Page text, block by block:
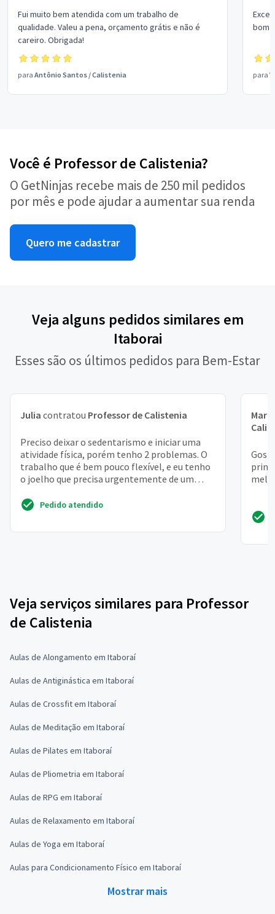
Fui muito bem atendida com um trabalho de
qualidade. Valeu a pena, orçamento grátis e não é
careiro. Obrigada!
para Antônio Santos /Calistenia
bom
para
Você é Professor de Calistenia?
O GetNinjas recebe mais de 250 mil pedidos
por mês e pode ajudar a aumentar sua renda
Quero me cadastrar
Veja alguns pedidos similares em
Itaborai
Esses são os últimos pedidos para Bem-Estar
Julia contratou Professor de Calistenia
Preciso deixar o sedentarismo e iniciar uma
atividade física, porém tenho 2 problemas. O
trabalho que é bem pouco flexível, e eu tenho
o joelho que precisa urgentemente de um
Pedido atendido
Veja serviços similares para Professor
de Calistenia
Aulas de Alongamento em Itaboraí
Aulas de Antiginástica em Itaboraí
Aulas de Crossfit em Itaboraí
Aulas de Meditação em Itaboraí
Aulas de Pilates em Itaboraí
Aulas de Pliometria em Itaboraí
Aulas de RPG em Itaboraí
Aulas de Relaxamento em Itaboraí
Aulas de Yoga em Itaboraí
Aulas para Condicionamento Físico em Itaboraí
Mostrar mais